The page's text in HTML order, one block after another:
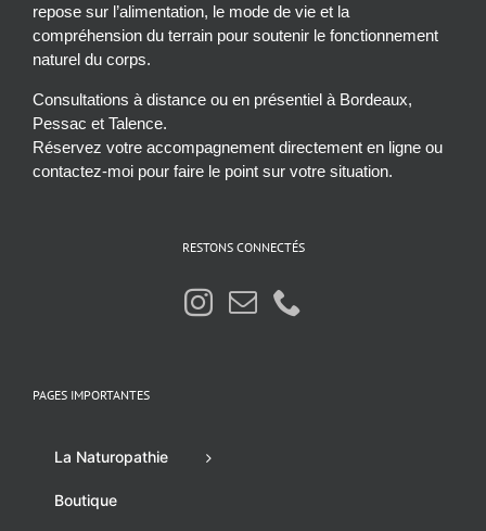
repose sur l’alimentation, le mode de vie et la
compréhension du terrain pour soutenir le fonctionnement
naturel du corps.
Consultations à distance ou en présentiel à Bordeaux,
Pessac et Talence.
Réservez votre accompagnement directement en ligne ou
contactez-moi pour faire le point sur votre situation.
RESTONS CONNECTÉS
PAGES IMPORTANTES
La Naturopathie
Boutique